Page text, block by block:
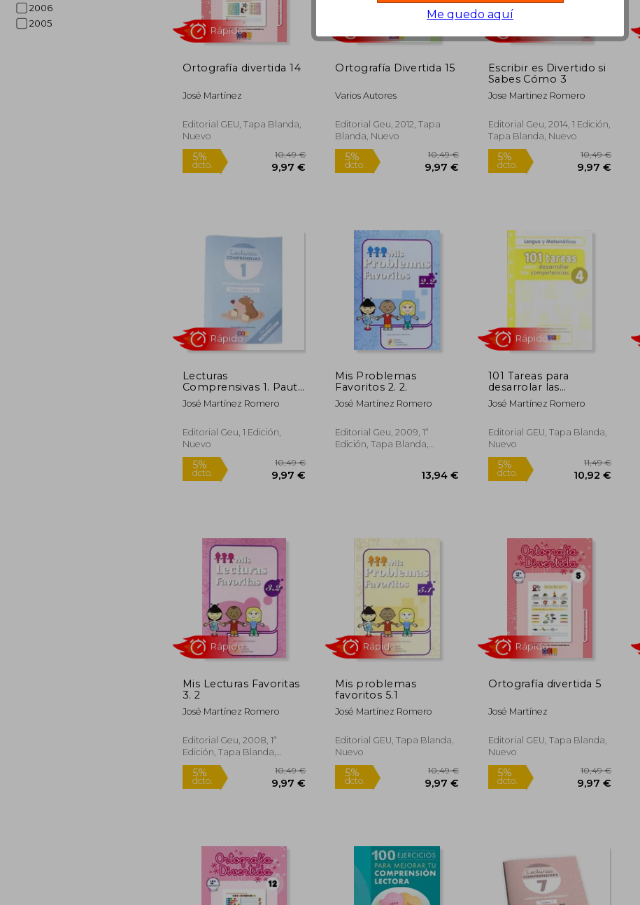
2006
2005
dcto.
10,49 €
9,97 €
Ortografía divertida 14
José Martínez
Editorial GEU, Tapa Blanda,
Nuevo
5%
Ortografía Divertida 15
Varios Autores
Editorial Geu, 2012, Tapa
Blanda, Nuevo
5% 10,49 €
Escribir es Divertido si
Sabes Cómo 3
Jose Martinez Romero
Editorial Geu, 2014, 1 Edición,
Tapa Blanda, Nuevo
5%
Lecturas
Comprensivas 1. Pauta
Montessori
José Martínez Romero
Editorial Geu, 1 Edición,
Nuevo
10,49 €
9,97 €
Rápido
Mis Problemas
Favoritos 2. 2.
José Martínez Romero
Editorial Geu, 2009, 1ª
Edición, Tapa Blanda,
13,94 €
101 Tareas para
desarrolar las
competencias.
Cuaderno 4
José Martínez Romero
Editorial GEU, Tapa Blanda,
Nuevo
Rápido
Mis Lecturas Favoritas
3. 2
José Martínez Romero
Editorial Geu, 2008, 1ª
Edición, Tapa Blanda,
Nuevo
Rápido
Mis problemas
favoritos 5.1
José Martínez Romero
Editorial GEU, Tapa Blanda,
Nuevo
Rápido
Ortografía divertida 5
José Martínez
Editorial GEU, Tapa Blanda,
Nuevo
Rápido
Me quedo aquí